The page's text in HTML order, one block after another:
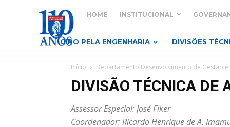
HOME INSTITUCIONAL
GIRO PELA ENGENHARIA DIVISÕES
Início Departamento Desenvolvimento de Gestão
DIVISÃO TÉCNICA DE
Assessor Especial: José Fiker
Coordenador: Ricardo Henrique de A.